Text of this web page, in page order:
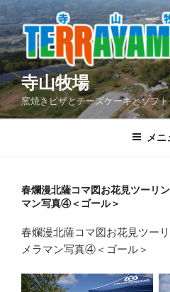
コ
ン
テ
ン
ツ
へ
ス
寺山牧場
窯焼きピザとチーズケーキとソフ
メニ
春爛漫北薩コマ図お花見ツーリ
マン写真④＜ゴール＞
春爛漫北薩コマ図お花見ツー
メラマン写真④＜ゴール＞